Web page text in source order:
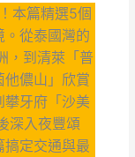
本篇精選5個
。從泰國灣的
，到清萊「普
他儂山」欣賞
攀牙府「沙美
深入夜豐頌
搞定交通與最